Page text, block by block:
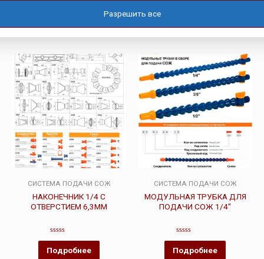
СИСТЕМА ПОДАЧИ СОЖ
НАКОНЕЧНИК 1/4 С
ОТВЕРСТИЕМ 6,3ММ
Оценка
0
из
Подробнее
СИСТЕМА ПОДАЧИ СОЖ
МОДУЛЬНАЯ ТРУБКА ДЛЯ
ПОДАЧИ СОЖ 1/4″
Оценка
0
из
Подробнее
Разрешить все